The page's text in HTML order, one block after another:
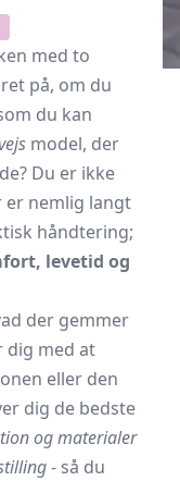
med to
på, om du
du kan
model, der
Du er ikke
er nemlig langt
håndtering;
levetid og
der gemmer
med at
eller den
dig de bedste
og materialer
- så du